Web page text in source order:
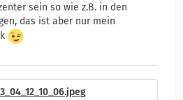
sein so wie z.B. in den
das ist aber nur mein